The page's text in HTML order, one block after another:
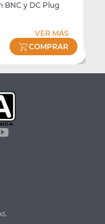
BNC y DC Plug
VER MÁS
COMPRAR